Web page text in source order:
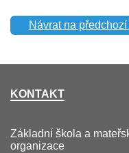
Návrat na
KONTAKT
Základní škola a
organizace